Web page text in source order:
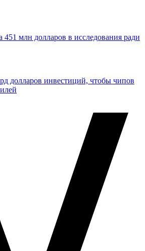
451 млн долларов в исследования ради
долларов инвестиций, чтобы чипов